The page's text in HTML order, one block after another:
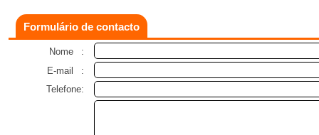
Formulário de contacto
Nome
:
E-mail
:
Telefone: